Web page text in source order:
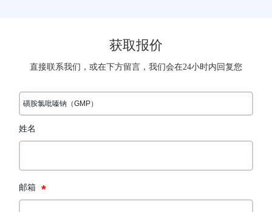
获取报价
直接联系我们，或在下方留言，我们会在24小时内回复您
磺胺氯吡嗪钠（GMP）
姓名
邮箱